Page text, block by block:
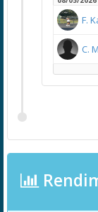
F.
C.